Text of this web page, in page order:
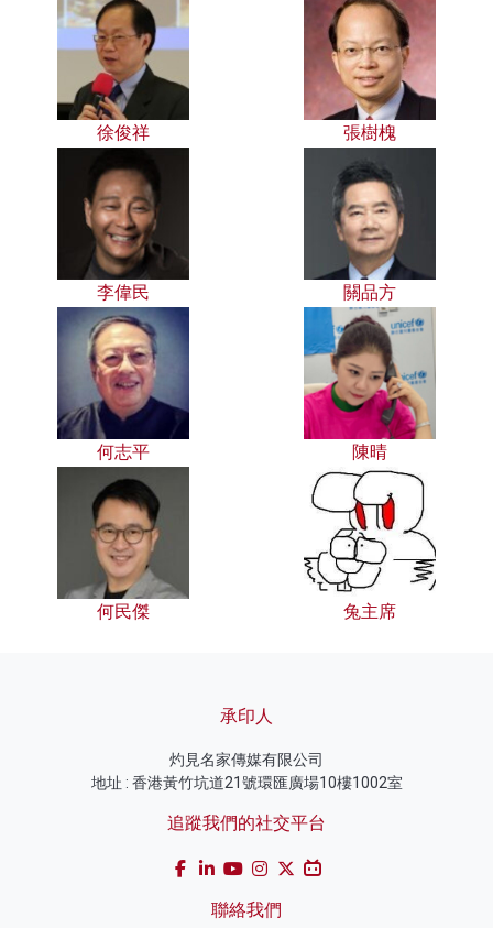
徐俊祥 張樹槐
李偉民 關品方
何志平 陳晴
何民傑 兔主席
承印人
灼見名家傳媒有限公司
地址 : 香港黃竹坑道21號環匯廣場10樓1002室
追蹤我們的社交平台
聯絡我們